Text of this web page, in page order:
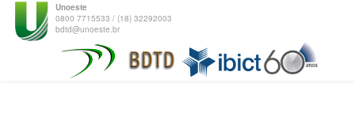
Unoeste
0800 7715533 / (18) 32292003
bdtd@unoeste.br